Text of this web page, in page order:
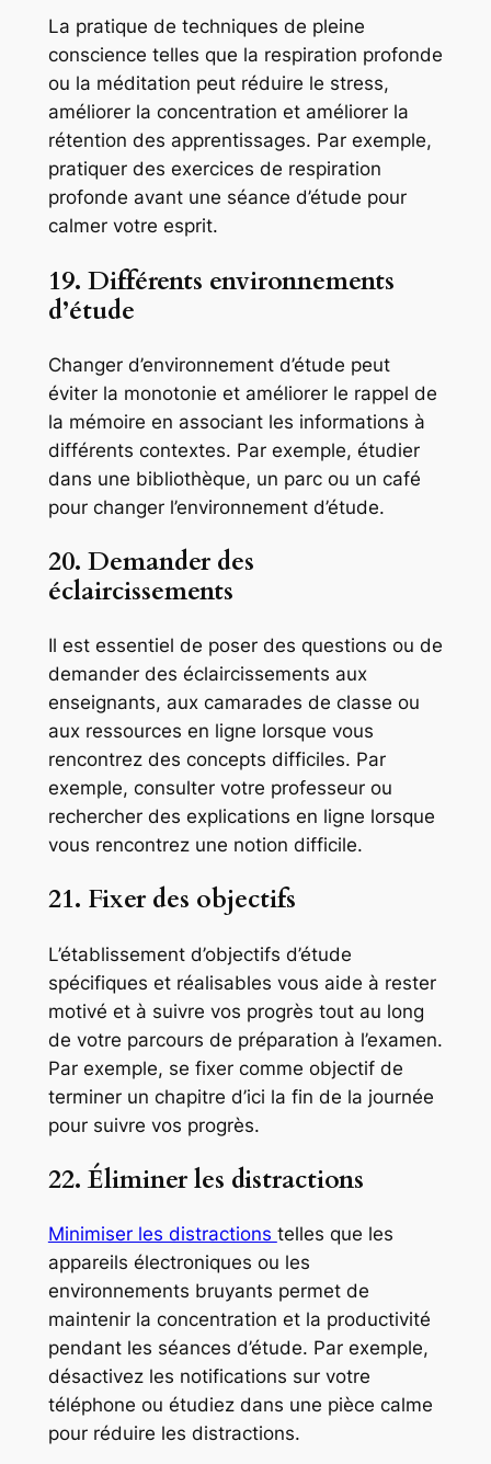
La pratique de techniques de pleine
conscience telles que la respiration profonde
ou la méditation peut réduire le stress,
améliorer la concentration et améliorer la
rétention des apprentissages. Par exemple,
pratiquer des exercices de respiration
profonde avant une séance d’étude pour
calmer votre esprit.
19. Différents environnements
d’étude
Changer d’environnement d’étude peut
éviter la monotonie et améliorer le rappel de
la mémoire en associant les informations à
différents contextes. Par exemple, étudier
dans une bibliothèque, un parc ou un café
pour changer l’environnement d’étude.
20. Demander des
éclaircissements
Il est essentiel de poser des questions ou de
demander des éclaircissements aux
enseignants, aux camarades de classe ou
aux ressources en ligne lorsque vous
rencontrez des concepts difficiles. Par
exemple, consulter votre professeur ou
rechercher des explications en ligne lorsque
vous rencontrez une notion difficile.
21. Fixer des objectifs
L’établissement d’objectifs d’étude
spécifiques et réalisables vous aide à rester
motivé et à suivre vos progrès tout au long
de votre parcours de préparation à l’examen.
Par exemple, se fixer comme objectif de
terminer un chapitre d’ici la fin de la journée
pour suivre vos progrès.
22. Éliminer les distractions
Minimiser les distractions telles que les
appareils électroniques ou les
environnements bruyants permet de
maintenir la concentration et la productivité
pendant les séances d’étude. Par exemple,
désactivez les notifications sur votre
téléphone ou étudiez dans une pièce calme
pour réduire les distractions.